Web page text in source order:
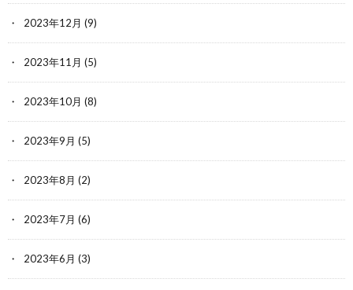
2023年12月 (9)
2023年11月 (5)
2023年10月 (8)
2023年9月 (5)
2023年8月 (2)
2023年7月 (6)
2023年6月 (3)